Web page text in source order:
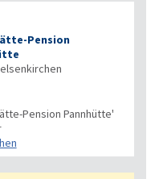
Pension
Pension Pannhütte'